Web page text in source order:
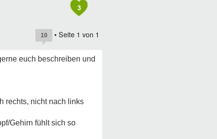
3
10 • Seite 1 von 1
euch beschreiben und
rechts, nicht nach links
Gehirn fühlt sich so